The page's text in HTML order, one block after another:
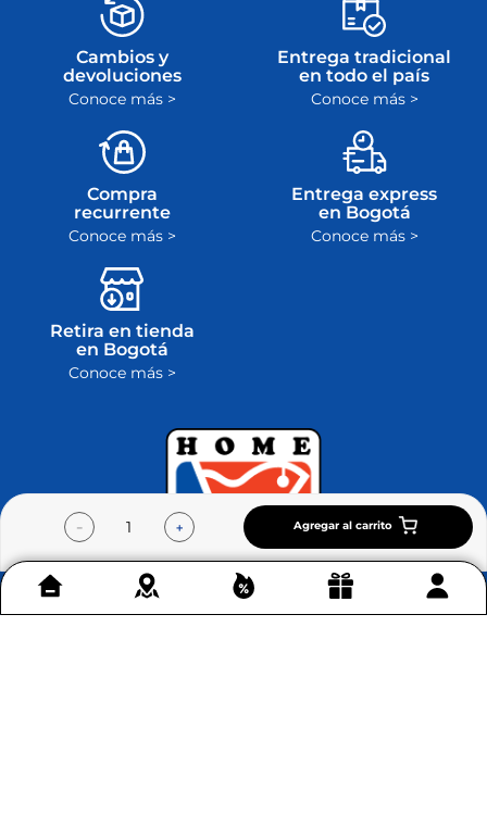
＋
－ Agregar al carrito
Cambios y
devoluciones
Conoce más >
Entrega tradicional
en todo el país
Conoce más >
Compra
recurrente
Conoce más >
Entrega express
en Bogotá
Conoce más >
Retira en tienda
en Bogotá
Conoce más >